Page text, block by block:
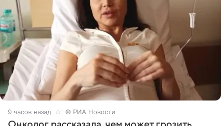
9 часов назад © РИА Новости